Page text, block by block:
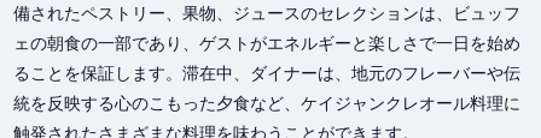
備されたペストリー、果物、ジュースのセレクションは、ビュッフ
ェの朝食の一部であり、ゲストがエネルギーと楽しさで一日を始め
ることを保証します。滞在中、ダイナーは、地元のフレーバーや伝
統を反映する心のこもった夕食など、ケイジャンクレオール料理に
触発されたさまざまな料理を味わうことができます。